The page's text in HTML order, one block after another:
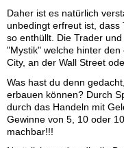
Daher ist es natürlich
unbedingt erfreut ist, dass
so enthüllt. Die Trader
"Mystik" welche hinter
City, an der Wall Street
Was hast du denn
erbauen können? Durch
durch das Handeln mit
Gewinne von 5, 10 oder
machbar!!!